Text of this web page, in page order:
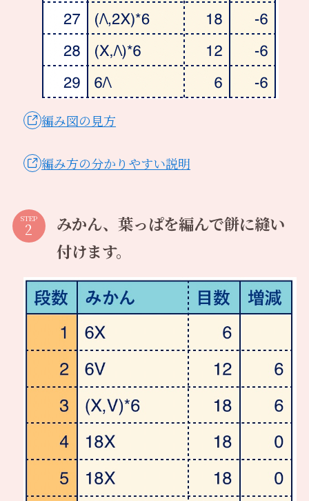
編み図の見方
編み方の分かりやすい説明
STEP
みかん、葉っぱを編んで餅に縫い
付けます。